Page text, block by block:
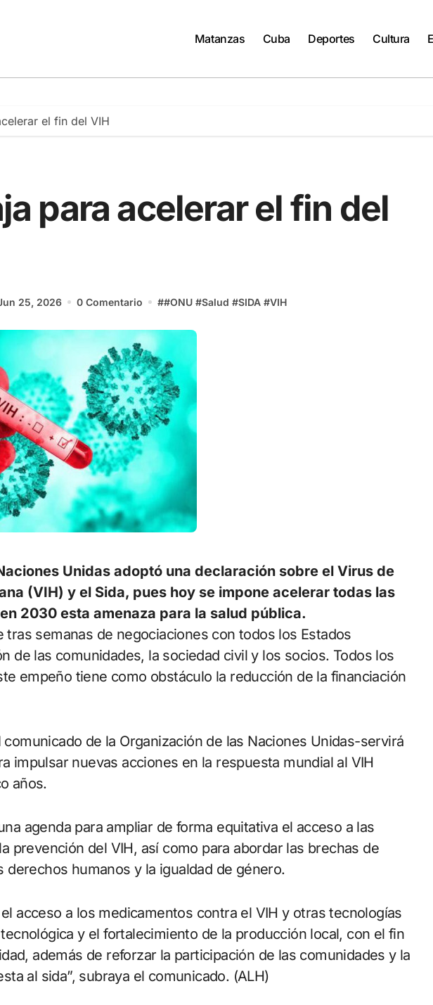
Matanzas Cuba Deportes Cultura
el fin del VIH
para acelerar el fin del
25, 2026 0 Comentario ##ONU #Salud #SIDA #VIH
Unidas adoptó una declaración sobre el Virus de
(VIH) y el Sida, pues hoy se impone acelerar todas las
2030 esta amenaza para la salud pública.
de las comunidades, la sociedad civil y los socios. Todos los
empeño tiene como obstáculo la reducción de la financiación
de la Organización de las Naciones Unidas-servirá
impulsar nuevas acciones en la respuesta mundial al VIH
años.
agenda para ampliar de forma equitativa el acceso a las
prevención del VIH, así como para abordar las brechas de
humanos y la igualdad de género.
acceso a los medicamentos contra el VIH y otras tecnologías
y el fortalecimiento de la producción local, con el fin
además de reforzar la participación de las comunidades y la
al sida”, subraya el comunicado. (ALH)